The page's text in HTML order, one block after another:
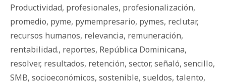
Productividad, profesionales, profesionalización,
promedio, pyme, pymempresario, pymes, reclutar,
recursos humanos, relevancia, remuneración,
rentabilidad., reportes, República Dominicana,
resolver, resultados, retención, sector, señaló, sencillo,
SMB, socioeconómicos, sostenible, sueldos, talento,